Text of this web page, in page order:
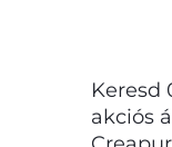
Keresd
akciós